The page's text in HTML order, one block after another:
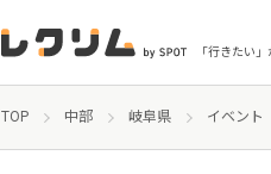
「行きたい
TOP 中部 岐阜県 イベント